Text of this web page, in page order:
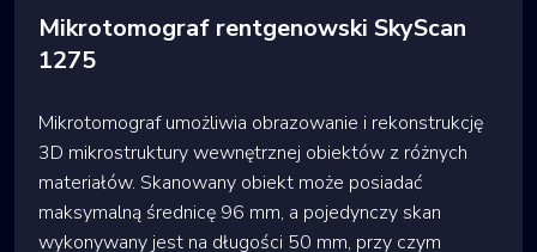
Mikrotomograf rentgenowski SkyScan
1275
Mikrotomograf umożliwia obrazowanie i rekonstrukcję
3D mikrostruktury wewnętrznej obiektów z różnych
materiałów. Skanowany obiekt może posiadać
maksymalną średnicę 96 mm, a pojedynczy skan
wykonywany jest na długości 50 mm, przy czym